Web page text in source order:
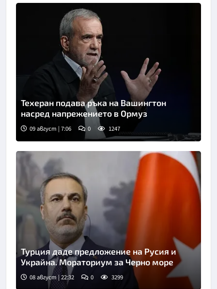
Техеран подава ръка на Вашингтон
насред напрежението в Ормуз
09 август | 7:06 0 1247
Турция даде предложение на Русия и
Украйна. Мораториум за Черно море
08 август | 22:32 0 3299